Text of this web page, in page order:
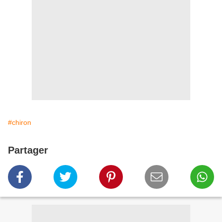
#chiron
Partager